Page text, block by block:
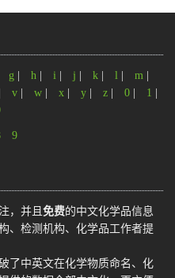
g h i j k l m
v w x y z 0 1
9
，并且 免费的中文化学品信息
、检测机构、化学品工作者提
了中英文在化学物质命名、化